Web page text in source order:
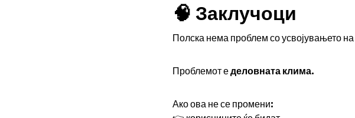
🧠 Заклучоци
Полска нема проблем со усвојувањето
Проблемот еделовната клима.
Ако ова не се промени: